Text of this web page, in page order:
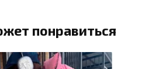
понравиться